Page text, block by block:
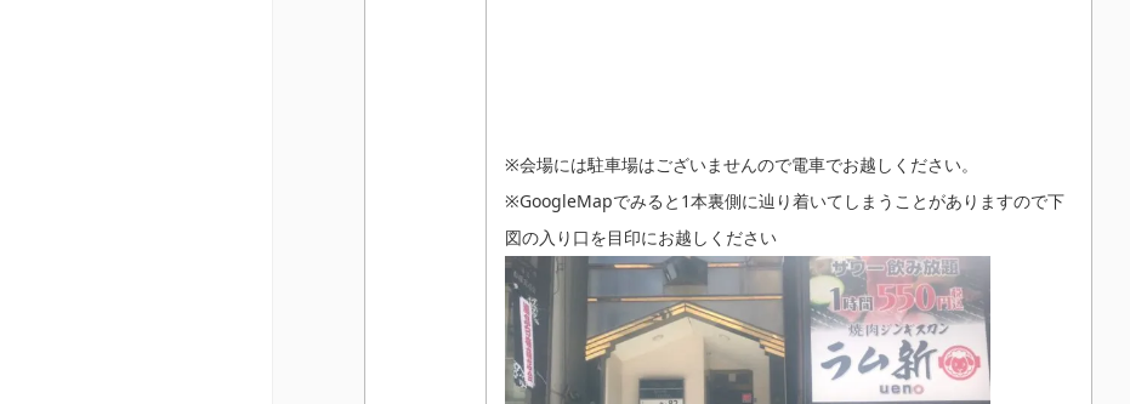
※会場には駐車場はございませんので電車でお越しください。
※GoogleMapでみると1本裏側に辿り着いてしまうことがありますので下
図の入り口を目印にお越しください